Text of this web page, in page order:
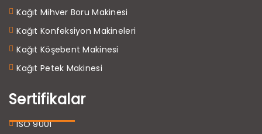
Kağıt Mihver Boru Makinesi
Kağıt Konfeksiyon Makineleri
Kağıt Köşebent Makinesi
Kağıt Petek Makinesi
Sertifikalar
ISO 9001